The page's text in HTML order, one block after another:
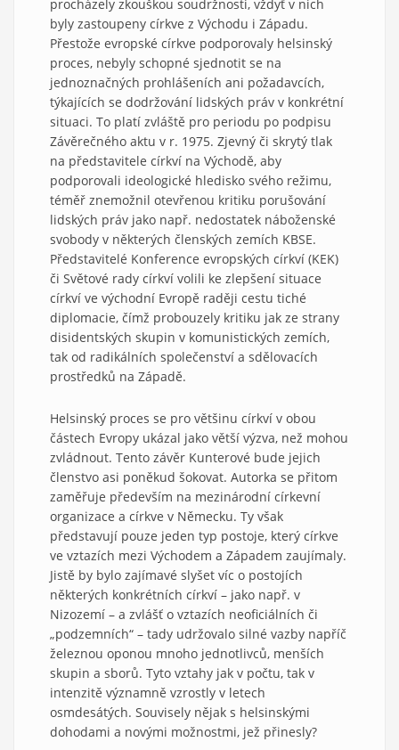
procházely zkouškou soudržnosti, vždyť v nich
byly zastoupeny církve z Východu i Západu.
Přestože evropské církve podporovaly helsinský
proces, nebyly schopné sjednotit se na
jednoznačných prohlášeních ani požadavcích,
týkajících se dodržování lidských práv v konkrétní
situaci. To platí zvláště pro periodu po podpisu
Závěrečného aktu v r. 1975. Zjevný či skrytý tlak
na představitele církví na Východě, aby
podporovali ideologické hledisko svého režimu,
téměř znemožnil otevřenou kritiku porušování
lidských práv jako např. nedostatek náboženské
svobody v některých členských zemích KBSE.
Představitelé Konference evropských církví (KEK)
či Světové rady církví volili ke zlepšení situace
církví ve východní Evropě raději cestu tiché
diplomacie, čímž probouzely kritiku jak ze strany
disidentských skupin v komunistických zemích,
tak od radikálních společenství a sdělovacích
prostředků na Západě.
Helsinský proces se pro většinu církví v obou
částech Evropy ukázal jako větší výzva, než mohou
zvládnout. Tento závěr Kunterové bude jejich
členstvo asi poněkud šokovat. Autorka se přitom
zaměřuje především na mezinárodní církevní
organizace a církve v Německu. Ty však
představují pouze jeden typ postoje, který církve
ve vztazích mezi Východem a Západem zaujímaly.
Jistě by bylo zajímavé slyšet víc o postojích
některých konkrétních církví – jako např. v
Nizozemí – a zvlášť o vztazích neoficiálních či
„podzemních“ – tady udržovalo silné vazby napříč
železnou oponou mnoho jednotlivců, menších
skupin a sborů. Tyto vztahy jak v počtu, tak v
intenzitě významně vzrostly v letech
osmdesátých. Souvisely nějak s helsinskými
dohodami a novými možnostmi, jež přinesly?